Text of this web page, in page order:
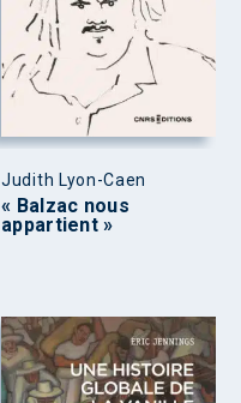
Judith Lyon-Caen
« Balzac nous
appartient »